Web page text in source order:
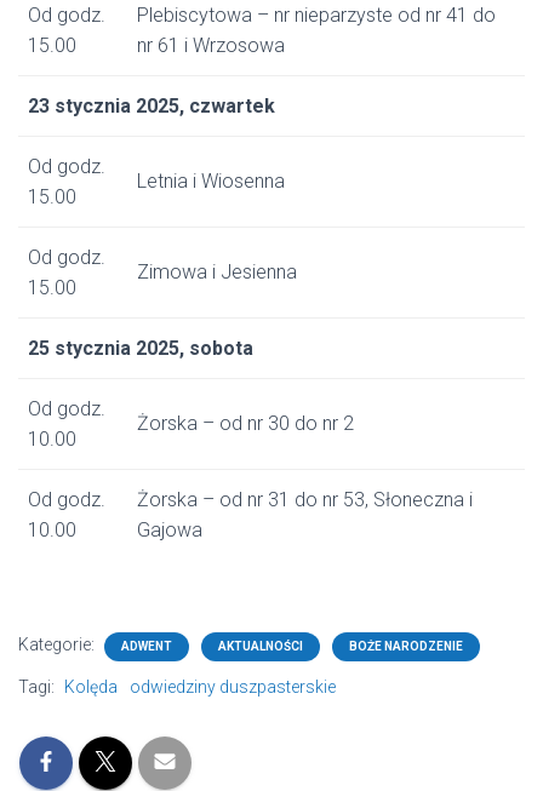
Od godz.
15.00
Plebiscytowa – nr nieparzyste od nr 41 do
nr 61 i Wrzosowa
23 stycznia 2025, czwartek
Od godz.
15.00
Letnia i Wiosenna
Od godz.
15.00
Zimowa i Jesienna
25 stycznia 2025, sobota
Od godz.
10.00
Żorska – od nr 30 do nr 2
Od godz.
10.00
Żorska – od nr 31 do nr 53, Słoneczna i
Gajowa
Kategorie: ADWENT AKTUALNOŚCI BOŻE NARODZENIE
Tagi: Kolęda odwiedziny duszpasterskie